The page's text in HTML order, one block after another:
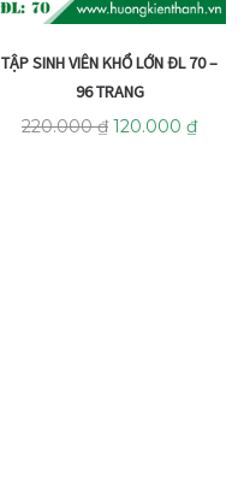
TẬP SINH VIÊN KHỔ LỚN ĐL 70 –
96 TRANG
220.000₫ 120.000 ₫